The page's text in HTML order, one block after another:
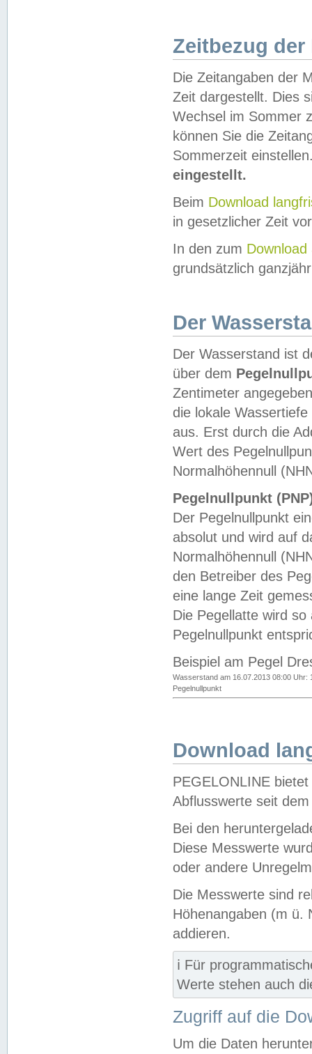
Zeitbezug der
Die Zeitangaben der
Zeit dargestellt. Dies
Wechsel im Sommer
können Sie die
Sommerzeit
eingestellt.
Beim Download
in gesetzlicher Zeit
In den zum Download
grundsätzlich
Der
Der Wasserstand ist
über dem
Zentimeter
die lokale
aus. Erst durch die
Wert des
Normalhöhennull
Pegelnullpunkt
Der Pegelnullpunkt
absolut und wird auf
Normalhöhennull
den Betreiber des
eine lange Zeit
Die Pegellatte wird
Pegelnullpunkt
Beispiel am Pegel
Wasserstand am 16.07.2013 08:00 Uhr:
Pegelnullpunkt
Download
PEGELONLINE
Abflusswerte seit
Bei den
Diese Messwerte
oder andere
Die Messwerte sind
Höhenangaben (m ü.
addieren.
ℹ️ Für
Werte stehen auch
Zugriff auf die
Um die Daten